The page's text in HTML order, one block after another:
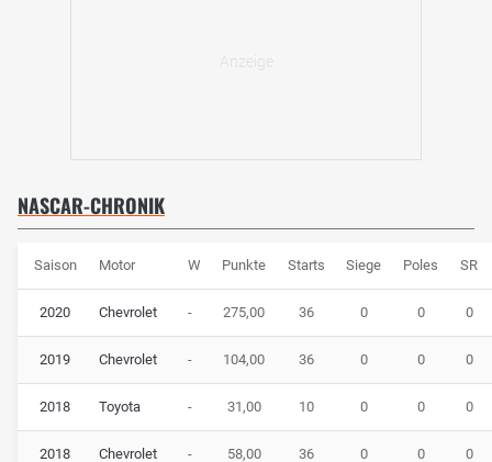
NASCAR-CHRONIK
Saison Motor W Punkte Starts Siege Poles SR
2020 Chevrolet - 275,00 36 0 0 0
2019 Chevrolet - 104,00 36 0 0 0
2018 Toyota - 31,00 10 0 0 0
2018 Chevrolet - 58,00 36 0 0 0